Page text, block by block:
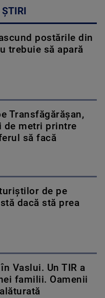
postările din
trebuie să apară
Transfăgărășan,
de metri printre
să facă
de pe
dacă stă prea
Vaslui. Un TIR a
familii. Oamenii